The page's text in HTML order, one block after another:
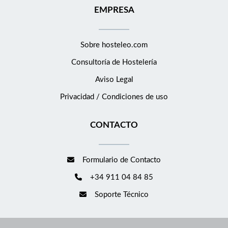
trasladarse a Holanda. * Se valorará experiencia en cocina
través de Hosteleo adjuntando tu CV. Valoraremos
especialmente un CV claro y bien estructurado, preferiblemente
personal para trabajar y vivir en Holanda.
EMPRESA
Sobre hosteleo.com
Consultoría de Hostelería
Aviso Legal
Privacidad / Condiciones de uso
CONTACTO
Formulario de Contacto
+34 911 04 84 85
Soporte Técnico